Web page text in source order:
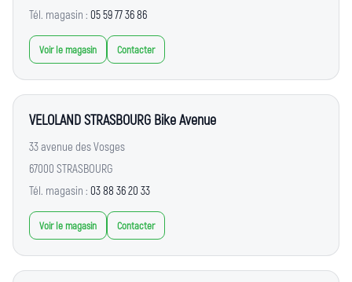
Tél. magasin : 05 59 77 36 86
Voir le magasin Contacter
VELOLAND STRASBOURG Bike Avenue
33 avenue des Vosges
67000 STRASBOURG
Tél. magasin : 03 88 36 20 33
Voir le magasin Contacter